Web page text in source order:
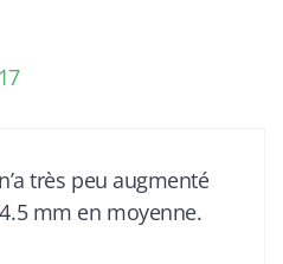
très peu augmenté
mm en moyenne.